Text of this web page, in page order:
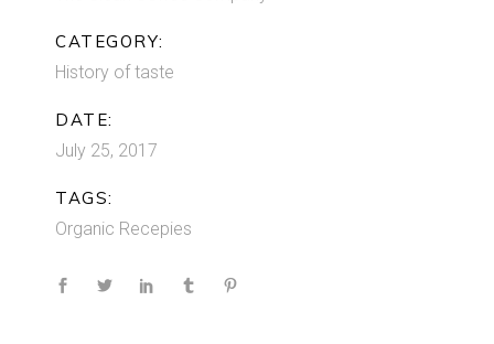
CATEGORY:
History of taste
DATE:
July 25, 2017
TAGS:
Organic Recepies